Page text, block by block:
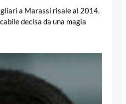
a Marassi risale al 2014.
decisa da una magia